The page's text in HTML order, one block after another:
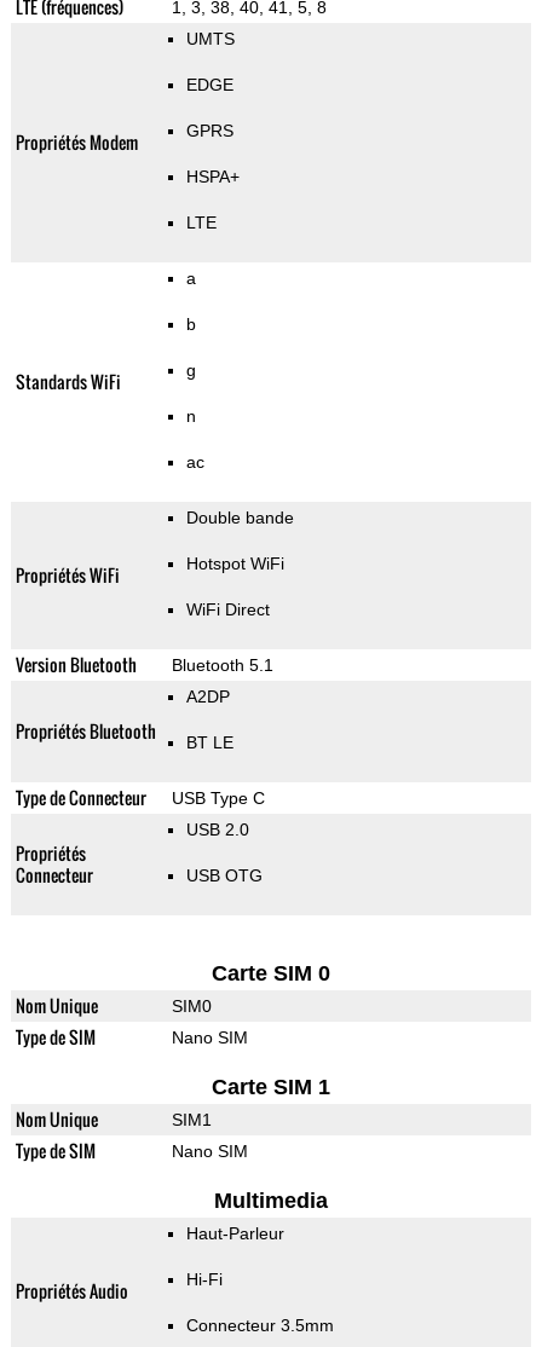
LTE (fréquences) 1, 3, 38, 40, 41, 5, 8
Propriétés Modem
UMTS
EDGE
GPRS
HSPA+
LTE
Standards WiFi
a
b
g
n
ac
Propriétés WiFi
Double bande
Hotspot WiFi
WiFi Direct
Version Bluetooth Bluetooth 5.1
Propriétés Bluetooth
A2DP
BT LE
Type de Connecteur USB Type C
Propriétés
Connecteur
USB 2.0
USB OTG
Carte SIM 0
Nom Unique SIM0
Type de SIM Nano SIM
Carte SIM 1
Nom Unique SIM1
Type de SIM Nano SIM
Multimedia
Propriétés Audio
Haut-Parleur
Hi-Fi
Connecteur 3.5mm